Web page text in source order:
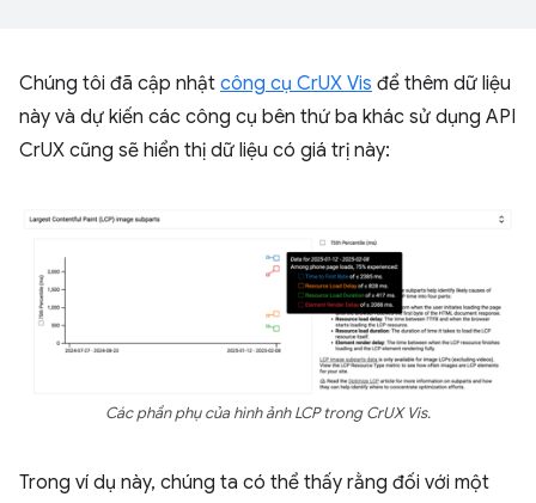
Chúng tôi đã cập nhật công cụ CrUX Vis để thêm dữ liệu
này và dự kiến các công cụ bên thứ ba khác sử dụng API
CrUX cũng sẽ hiển thị dữ liệu có giá trị này:
Các phần phụ của hình ảnh LCP trong CrUX Vis.
Trong ví dụ này, chúng ta có thể thấy rằng đối với một